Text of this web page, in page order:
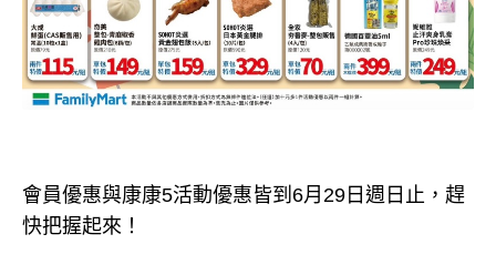
會員優惠與康康5活動優惠皆到6月29日週日止，趕
快把握起來！